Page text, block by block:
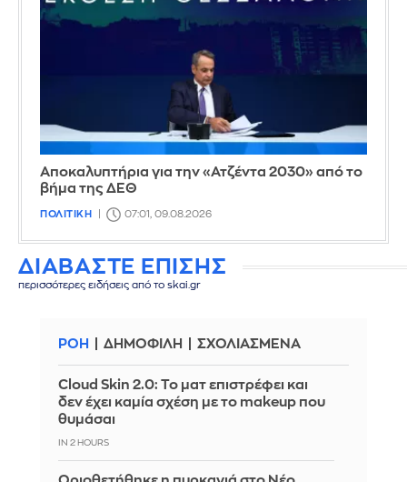
Αποκαλυπτήρια για την «Ατζέντα 2030» από το
βήμα της ΔΕΘ
ΠΟΛΙΤΙΚΗ 07:01, 09.08.2026
ΔΙΑΒΑΣΤΕ ΕΠΙΣΗΣ
περισσότερες ειδήσεις από το skai.gr
ΡΟΗ ΔΗΜΟΦΙΛΗ ΣΧΟΛΙΑΣΜΕΝΑ
Cloud Skin 2.0: Το ματ επιστρέφει και
δεν έχει καμία σχέση με το makeup που
θυμάσαι
IN 2 HOURS